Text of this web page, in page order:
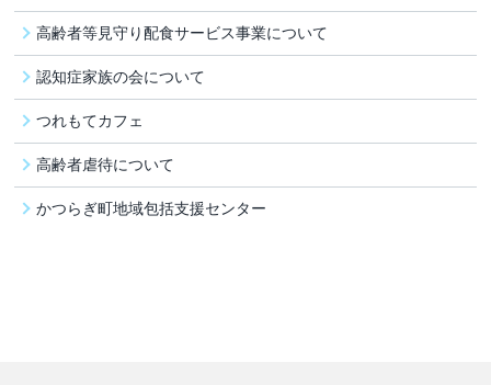
高齢者等見守り配食サービス事業について
認知症家族の会について
つれもてカフェ
高齢者虐待について
かつらぎ町地域包括支援センター